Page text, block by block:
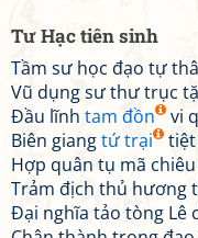
Tư Hạc tiên sinh
Tầm sư học đạo tự
Vũ dụng sư thư trục
Đầu lĩnh tam đồn
vi
Biên giangtứ trại
Hợp quân tụ mã
Trảm địch thủ hương
Đại nghĩa tảo tòng Lê